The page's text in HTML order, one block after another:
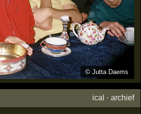
©Jutta Daems
ical ·archief